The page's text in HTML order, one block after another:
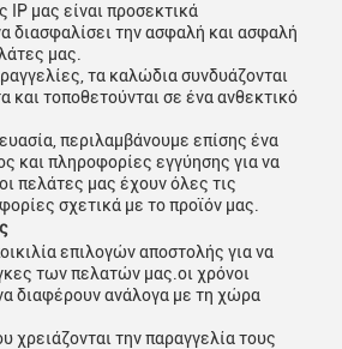
μας είναι προσεκτικά
διασφαλίσει την ασφαλή και ασφαλή
μας.
τα καλώδια συνδυάζονται
και τοποθετούνται σε ένα ανθεκτικό
περιλαμβάνουμε επίσης ένα
και πληροφορίες εγγύησης για να
πελάτες μας έχουν όλες τις
σχετικά με το προϊόν μας.
επιλογών αποστολής για να
των πελατών μας.οι χρόνοι
διαφέρουν ανάλογα με τη χώρα
χρειάζονται την παραγγελία τους